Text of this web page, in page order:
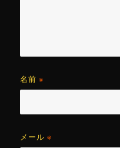
名前※
メール※